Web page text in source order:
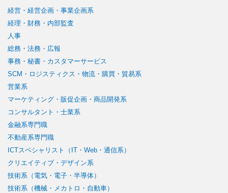
経営・経営企画・事業企画系
経理・財務・内部監査
人事
総務・法務・広報
事務・秘書・カスタマーサービス
SCM・ロジスティクス・物流・購買・貿易系
営業系
マーケティング・販促企画・商品開発系
コンサルタント・士業系
金融系専門職
不動産系専門職
ICTスペシャリスト（IT・Web・通信系）
クリエイティブ・デザイン系
技術系（電気・電子・半導体）
技術系（機械・メカトロ・自動車）